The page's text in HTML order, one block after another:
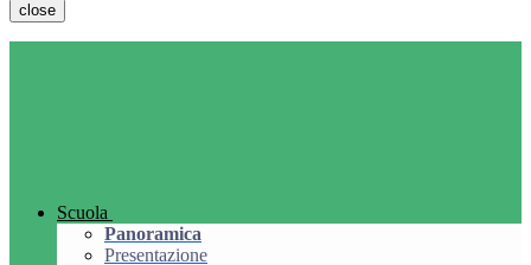
close
Scuola
Panoramica
Presentazione